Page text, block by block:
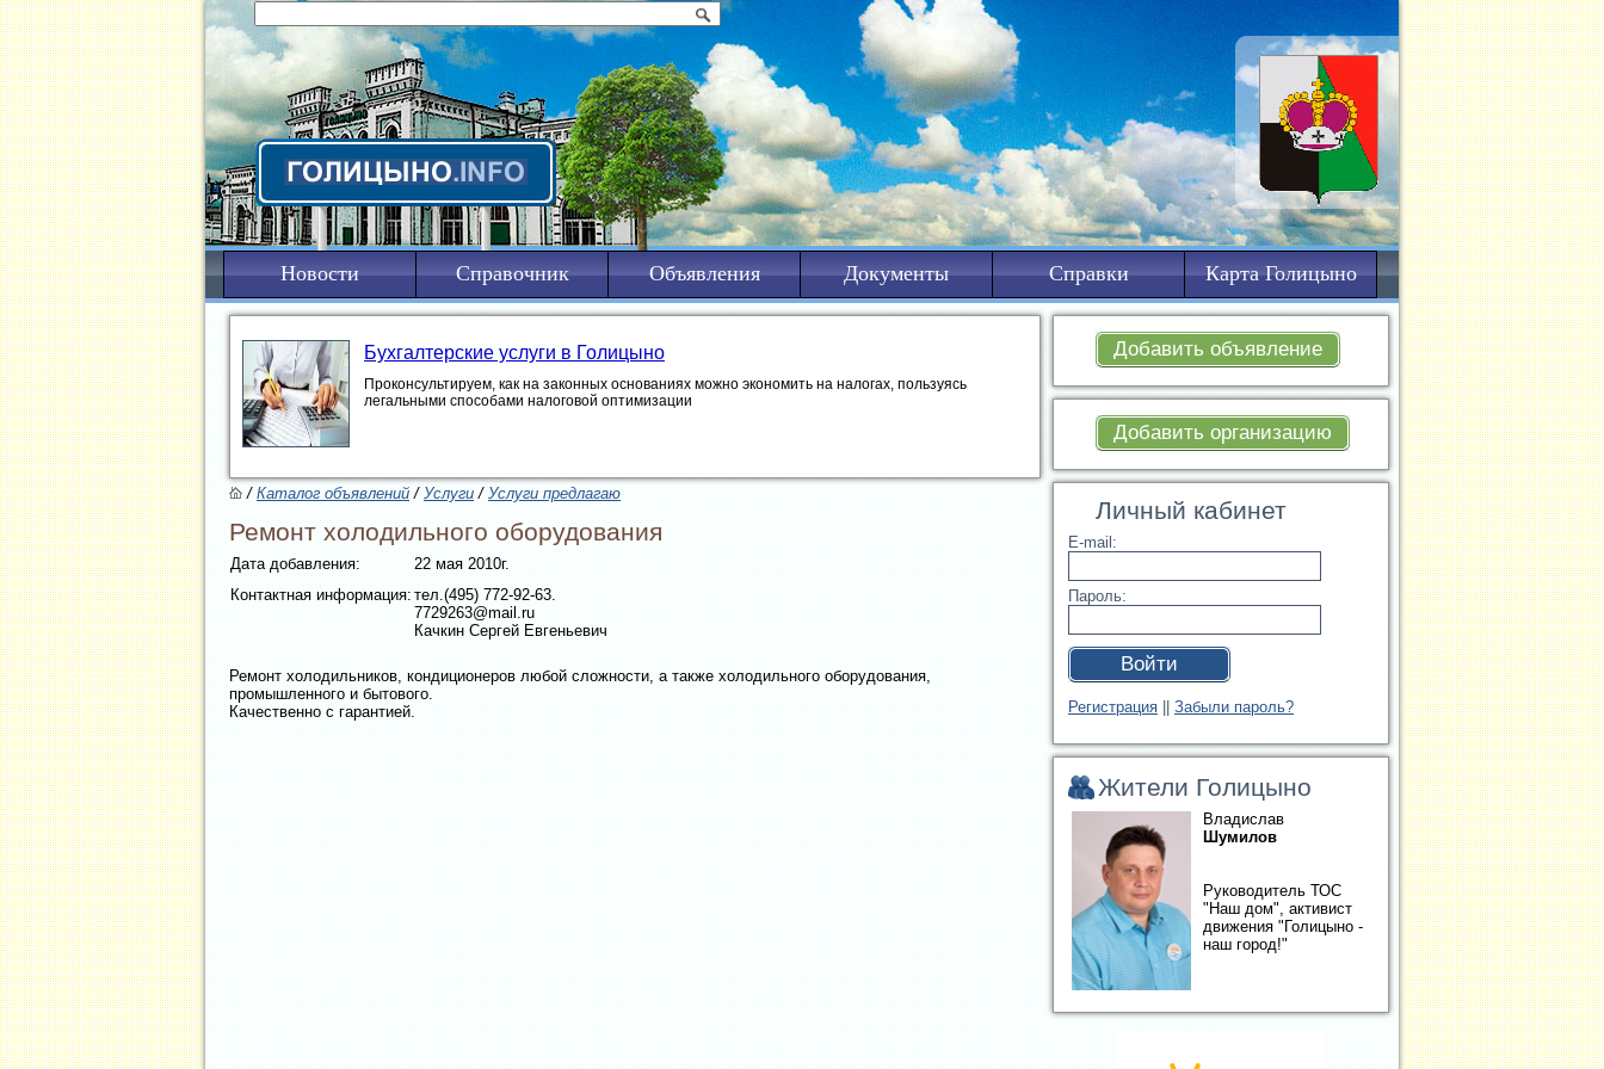
Новости Справочник Объявления Документы Справки Карта Голицыно
Добавить объявление
Добавить организацию
Личный кабинет
E-mail:
Пароль:
Войти
Регистрация Забыли пароль?
Жители Голицыно
Владислав
Шумилов
Руководитель ТОС
"Наш дом", активист
движения "Голицыно -
наш город!"
Бухгалтерские услуги в Голицыно
Проконсультируем, как на законных основаниях можно экономить на налогах, пользуясь
легальными способами налоговой оптимизации
/Каталог объявлений/Услуги /Услуги предлагаю
Ремонт холодильного оборудования
Дата добавления:
22 мая 2010г.
Контактная информация:тел.(495) 772-92-63.
7729263@mail.ru
Качкин Сергей Евгеньевич
Ремонт холодильников, кондиционеров любой сложности, а также холoдильного оборудования,
промышленного и бытового.
Качественно с гарантией.